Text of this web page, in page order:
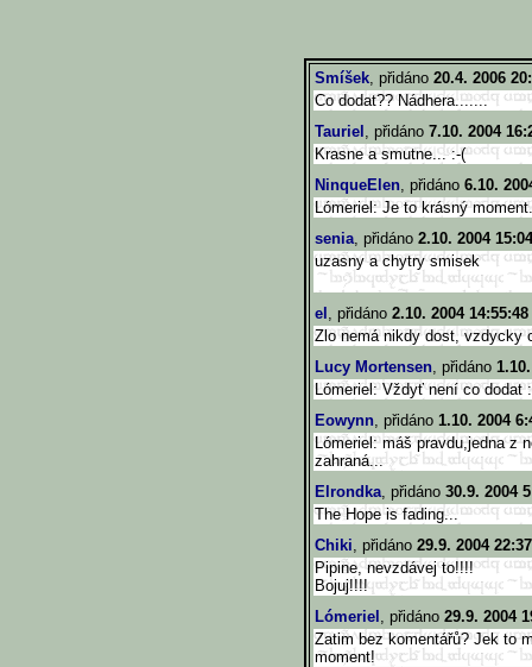
Smíšek, přidáno 20.4. 2006
Co dodat?? Nádhera.......
Tauriel , přidáno 7.10. 2004
Krasne a smutne... :-(
NinqueElen, přidáno 6.10.
Lómeriel: Je to krásný
senia, přidáno 2.10. 2004
uzasny a chytry smisek
el , přidáno 2.10. 2004 14:55:48
Zlo nemá nikdy dost, vzdycky
Lucy Mortensen, přidáno
Lómeriel: Vždyť není co dodat
Eowynn, přidáno 1.10. 2004
Lómeriel: máš pravdu,jedna z
zahraná...
Elrondka, přidáno 30.9. 2004
The Hope is fading...
Chiki, přidáno 29.9. 2004
Pipine, nevzdávej to!!!!
Bojuj!!!!
Lómeriel , přidáno 29.9. 2004
Zatim bez komentářů? Jek to
moment!